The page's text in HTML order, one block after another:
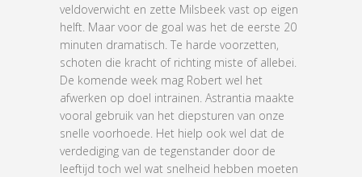
veldoverwicht en zette Milsbeek vast op eigen
helft. Maar voor de goal was het de eerste 20
minuten dramatisch. Te harde voorzetten,
schoten die kracht of richting miste of allebei.
De komende week mag Robert wel het
afwerken op doel intrainen. Astrantia maakte
vooral gebruik van het diepsturen van onze
snelle voorhoede. Het hielp ook wel dat de
verdediging van de tegenstander door de
leeftijd toch wel wat snelheid hebben moeten